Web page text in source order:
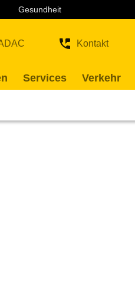
Gesundheit
Kontakt
Services Verkehr